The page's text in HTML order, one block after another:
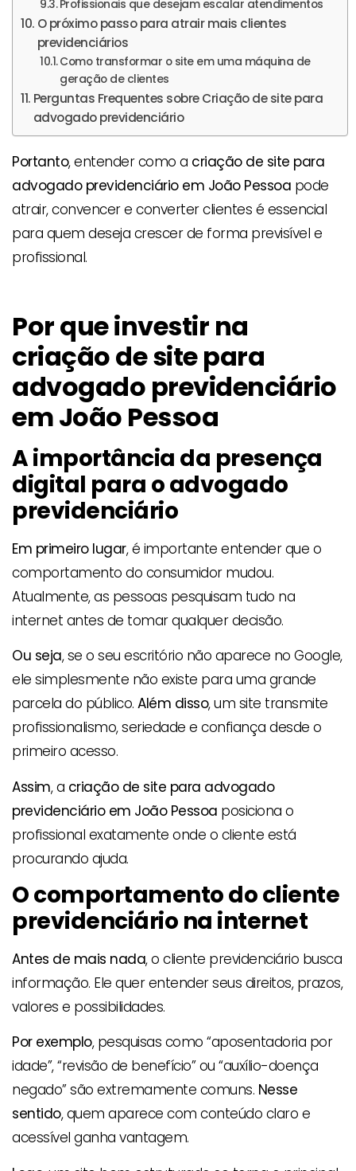
Profissionais que desejam escalar atendimentos
O próximo passo para atrair mais clientes
previdenciários
Como transformar o site em uma máquina de
geração de clientes
Perguntas Frequentes sobre Criação de site para
advogado previdenciário
Portanto, entender como a criação de site para
advogado previdenciário em João Pessoa pode
atrair, convencer e converter clientes é essencial
para quem deseja crescer de forma previsível e
profissional.
Por que investir na
criação de site para
advogado previdenciário
em João Pessoa
A importância da presença
digital para o advogado
previdenciário
Em primeiro lugar, é importante entender que o
comportamento do consumidor mudou.
Atualmente, as pessoas pesquisam tudo na
internet antes de tomar qualquer decisão.
Ou seja, se o seu escritório não aparece no Google,
ele simplesmente não existe para uma grande
parcela do público. Além disso, um site transmite
profissionalismo, seriedade e confiança desde o
primeiro acesso.
Assim, a criação de site para advogado
previdenciário em João Pessoa posiciona o
profissional exatamente onde o cliente está
procurando ajuda.
O comportamento do cliente
previdenciário na internet
Antes de mais nada, o cliente previdenciário busca
informação. Ele quer entender seus direitos, prazos,
valores e possibilidades.
Por exemplo, pesquisas como “aposentadoria por
idade”, “revisão de benefício” ou “auxílio-doença
negado” são extremamente comuns. Nesse
sentido, quem aparece com conteúdo claro e
acessível ganha vantagem.